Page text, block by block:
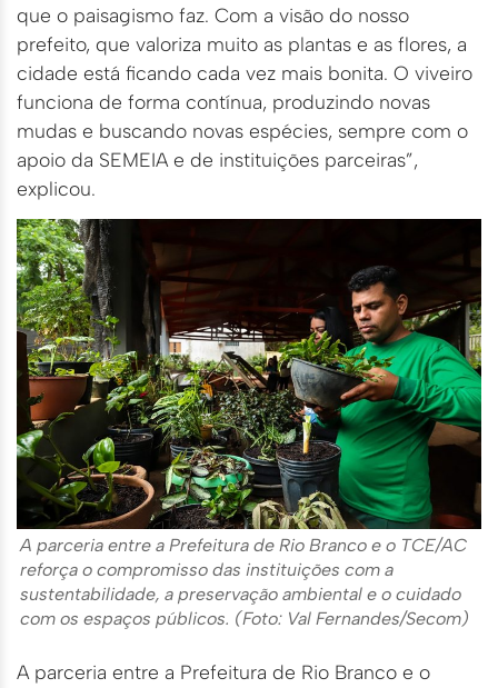
que o paisagismo faz. Com a visão do nosso
prefeito, que valoriza muito as plantas e as flores, a
cidade está ficando cada vez mais bonita. O viveiro
funciona de forma contínua, produzindo novas
mudas e buscando novas espécies, sempre com o
apoio da SEMEIA e de instituições parceiras”,
explicou.
A parceria entre a Prefeitura de Rio Branco e o TCE/AC
reforça o compromisso das instituições com a
sustentabilidade, a preservação ambiental e o cuidado
com os espaços públicos. (Foto: Val Fernandes/Secom)
A parceria entre a Prefeitura de Rio Branco e o